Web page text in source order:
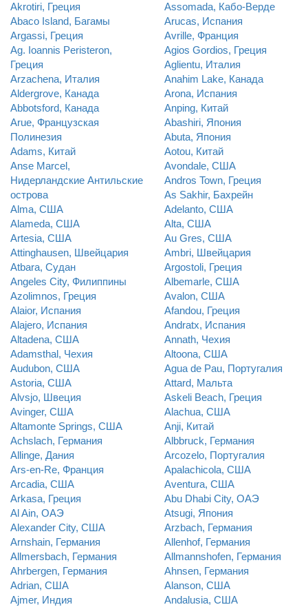
Akrotiri, Греция
Assomada, Кабо-Верде
Abaco Island, Багамы
Arucas, Испания
Argassi, Греция
Avrille, Франция
Ag. Ioannis Peristeron,
Греция
Agios Gordios, Греция
Aglientu, Италия
Arzachena, Италия
Anahim Lake, Канада
Aldergrove, Канада
Arona, Испания
Abbotsford, Канада
Anping, Китай
Arue, Французская
Полинезия
Abashiri, Япония
Abuta, Япония
Adams, Китай
Aotou, Китай
Anse Marcel,
Нидерландские Антильские
острова
Avondale, США
Andros Town, Греция
As Sakhir, Бахрейн
Alma, США
Adelanto, США
Alameda, США
Alta, США
Artesia, США
Au Gres, США
Attinghausen, Швейцария
Ambri, Швейцария
Atbara, Судан
Argostoli, Греция
Angeles City, Филиппины
Albemarle, США
Azolimnos, Греция
Avalon, США
Alaior, Испания
Afandou, Греция
Alajero, Испания
Andratx, Испания
Altadena, США
Annath, Чехия
Adamsthal, Чехия
Altoona, США
Audubon, США
Agua de Pau, Португалия
Astoria, США
Attard, Мальта
Alvsjo, Швеция
Askeli Beach, Греция
Avinger, США
Alachua, США
Altamonte Springs, США
Anji, Китай
Achslach, Германия
Albbruck, Германия
Allinge, Дания
Arcozelo, Португалия
Ars-en-Re, Франция
Apalachicola, США
Arcadia, США
Aventura, США
Arkasa, Греция
Abu Dhabi City, ОАЭ
Al Ain, ОАЭ
Atsugi, Япония
Alexander City, США
Arzbach, Германия
Arnshain, Германия
Allenhof, Германия
Allmersbach, Германия
Allmannshofen, Германия
Ahrbergen, Германия
Ahnsen, Германия
Adrian, США
Alanson, США
Ajmer, Индия
Andalusia, США